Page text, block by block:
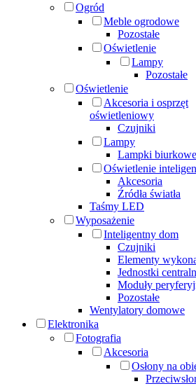
Ogród
Meble ogrodowe
Pozostałe
Oświetlenie
Lampy
Pozostałe
Oświetlenie
Akcesoria i osprzęt
oświetleniowy
Czujniki
Lampy
Lampki biurkowe
Oświetlenie
Akcesoria
Źródła światła
Taśmy LED
Wyposażenie
Inteligentny dom
Czujniki
Elementy
Jednostki
Moduły
Pozostałe
Wentylatory domowe
Elektronika
Fotografia
Akcesoria
Osłony na